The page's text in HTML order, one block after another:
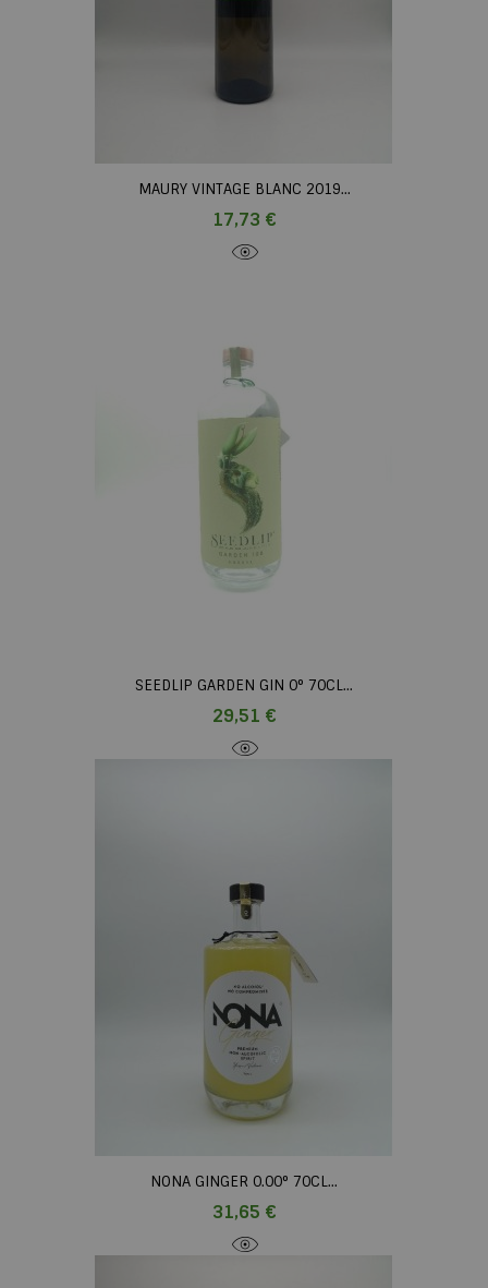
MAURY VINTAGE BLANC 2019...
17,73 €Prix
SEEDLIP GARDEN GIN 0° 70CL...
29,51 €Prix
NONA GINGER 0.00° 70CL...
31,65 €Prix